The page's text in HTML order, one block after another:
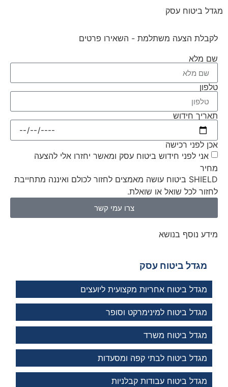
מגדל ביטוח עסק
לקבלת הצעה משתלמת - השאירו פרטים
שם מלא
טלפון
תאריך חידוש
אכן לפני רכישה
אני לפני חידוש ביטוח עסק ומאשר יחזרו אלי להצעה
מחיר
SHIELD ביטוח עושה מאמצים לחזור לכולם ואיננה מתחייבת
לחזור לכל שואל או שואלת.
צרו עמי קשר
מידע נוסף בנושא
מגדל ביטוח עסק
מגדל ביטוח אחריות מקצועית ליועצים
מגדל ביטוח למינימרקט וסופר
מגדל ביטוח משרד
מגדל ביטוח לבתי קפה ומסעדות
מגדל ביטוח עבודות קבלניות